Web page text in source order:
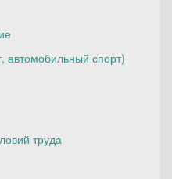
автомобильный спорт)
труда